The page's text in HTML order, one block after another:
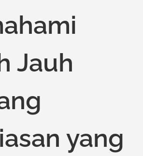
Jauh
yang